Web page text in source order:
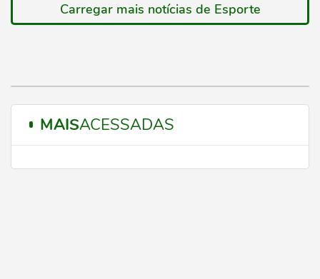
Carregar mais notícias de Esporte
MAISACESSADAS